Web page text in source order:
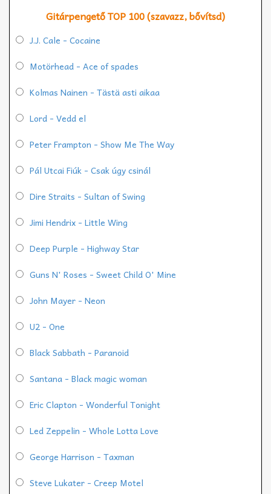
Gitárpengető TOP 100 (szavazz, bővítsd)
J.J. Cale - Cocaine
Motörhead - Ace of spades
Kolmas Nainen - Tästä asti aikaa
Lord - Vedd el
Peter Frampton - Show Me The Way
Pál Utcai Fiúk - Csak úgy csinál
Dire Straits - Sultan of Swing
Jimi Hendrix - Little Wing
Deep Purple - Highway Star
Guns N' Roses - Sweet Child O' Mine
John Mayer - Neon
U2 - One
Black Sabbath - Paranoid
Santana - Black magic woman
Eric Clapton - Wonderful Tonight
Led Zeppelin - Whole Lotta Love
George Harrison - Taxman
Steve Lukater - Creep Motel